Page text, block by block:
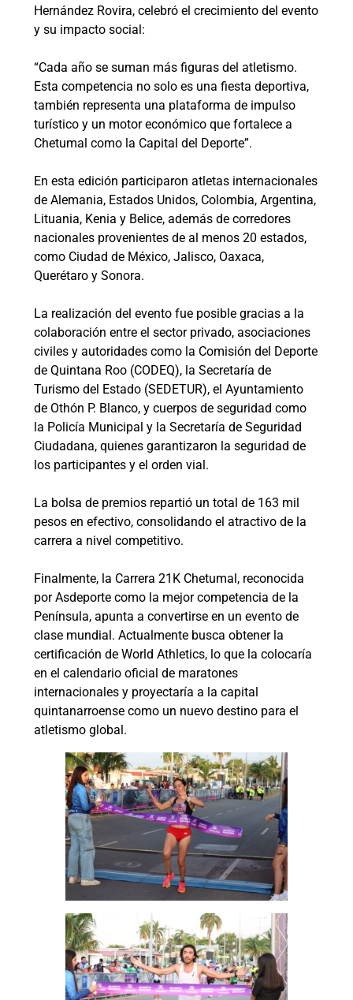
Hernández Rovira, celebró el crecimiento del evento
y su impacto social:
“Cada año se suman más figuras del atletismo.
Esta competencia no solo es una fiesta deportiva,
también representa una plataforma de impulso
turístico y un motor económico que fortalece a
Chetumal como la Capital del Deporte”.
En esta edición participaron atletas internacionales
de Alemania, Estados Unidos, Colombia, Argentina,
Lituania, Kenia y Belice, además de corredores
nacionales provenientes de al menos 20 estados,
como Ciudad de México, Jalisco, Oaxaca,
Querétaro y Sonora.
La realización del evento fue posible gracias a la
colaboración entre el sector privado, asociaciones
civiles y autoridades como la Comisión del Deporte
de Quintana Roo (CODEQ), la Secretaría de
Turismo del Estado (SEDETUR), el Ayuntamiento
de Othón P. Blanco, y cuerpos de seguridad como
la Policía Municipal y la Secretaría de Seguridad
Ciudadana, quienes garantizaron la seguridad de
los participantes y el orden vial.
La bolsa de premios repartió un total de 163 mil
pesos en efectivo, consolidando el atractivo de la
carrera a nivel competitivo.
Finalmente, la Carrera 21K Chetumal, reconocida
por Asdeporte como la mejor competencia de la
Península, apunta a convertirse en un evento de
clase mundial. Actualmente busca obtener la
certificación de World Athletics, lo que la colocaría
en el calendario oficial de maratones
internacionales y proyectaría a la capital
quintanarroense como un nuevo destino para el
atletismo global.